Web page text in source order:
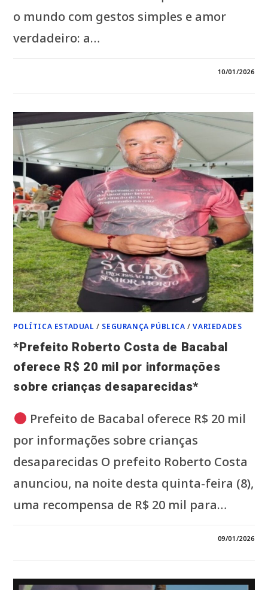
o mundo com gestos simples e amor
verdadeiro: a…
10/01/2026
POLÍTICA ESTADUAL / SEGURANÇA PÚBLICA /VARIEDADES
*Prefeito Roberto Costa de Bacabal
oferece R$ 20 mil por informações
sobre crianças desaparecidas*
Prefeito de Bacabal oferece R$ 20 mil
por informações sobre crianças
desaparecidas O prefeito Roberto Costa
anunciou, na noite desta quinta-feira (8),
uma recompensa de R$ 20 mil para…
09/01/2026